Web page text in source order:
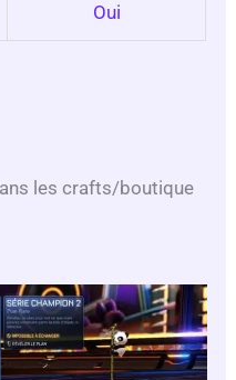
Oui
les crafts/boutique